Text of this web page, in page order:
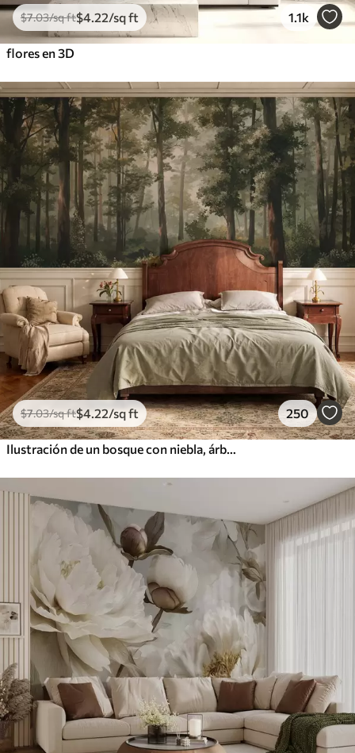
$7.03/sq ft$4 .22/sq ft 1.1k
flores en 3D
$7.03/sq ft$4.22/sq ft 250